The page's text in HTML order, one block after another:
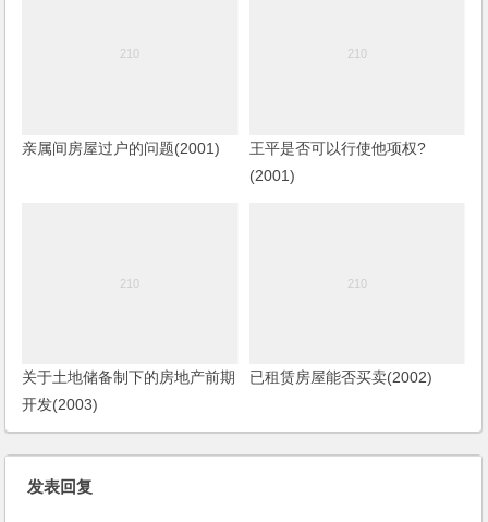
亲属间房屋过户的问题(2001)
王平是否可以行使他项权?
(2001)
关于土地储备制下的房地产前期
开发(2003)
已租赁房屋能否买卖(2002)
发表回复